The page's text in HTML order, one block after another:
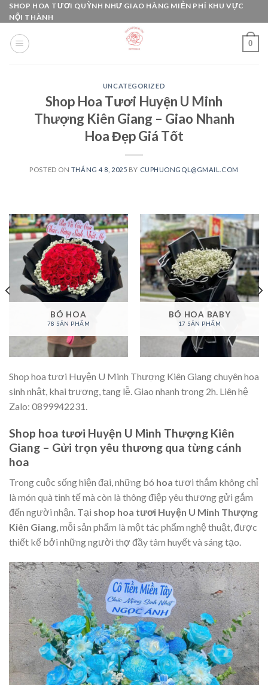
Skip
to
content
SHOP HOA TƯƠI QUỲNH NHƯ GIAO HÀNG MIỄN PHÍ KHU VỰC
NỘI THÀNH
0
UNCATEGORIZED
Shop Hoa Tươi Huyện U Minh
Thượng Kiên Giang – Giao Nhanh
Hoa Đẹp Giá Tốt
POSTED ON THÁNG 4 8, 2025 BY CUPHUONGQL@GMAIL.COM
BÓ HOA
78 SẢN PHẨM
BÓ HOA BABY
17 SẢN PHẨM
Shop hoa tươi Huyện U Minh Thượng Kiên Giang chuyên hoa
sinh nhật, khai trương, tang lễ. Giao nhanh trong 2h. Liên hệ
Zalo: 0899942231.
Shop hoa tươi Huyện U Minh Thượng Kiên
Giang – Gửi trọn yêu thương qua từng cánh
hoa
Trong cuộc sống hiện đại, những bó hoa tươi thắm không chỉ
là món quà tinh tế mà còn là thông điệp yêu thương gửi gắm
đến người nhận. Tại shop hoa tươi Huyện U Minh Thượng
Kiên Giang, mỗi sản phẩm là một tác phẩm nghệ thuật, được
thiết kế bởi những người thợ đầy tâm huyết và sáng tạo.